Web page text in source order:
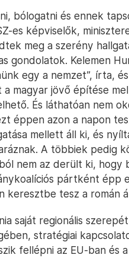
bólogatni és ennek
es képviselők,
meg a szerény
gondolatok. Kelemen
egy a nemzet”, írta,
a magyar jövő építése
És láthatóan nem
éppen azon a napon
mellett áll ki, és
A többiek pedig
nem az derült ki, hogy
pártként épp
keresztbe tesz a román
saját regionális
stratégiai
fellépni az EU-ban és